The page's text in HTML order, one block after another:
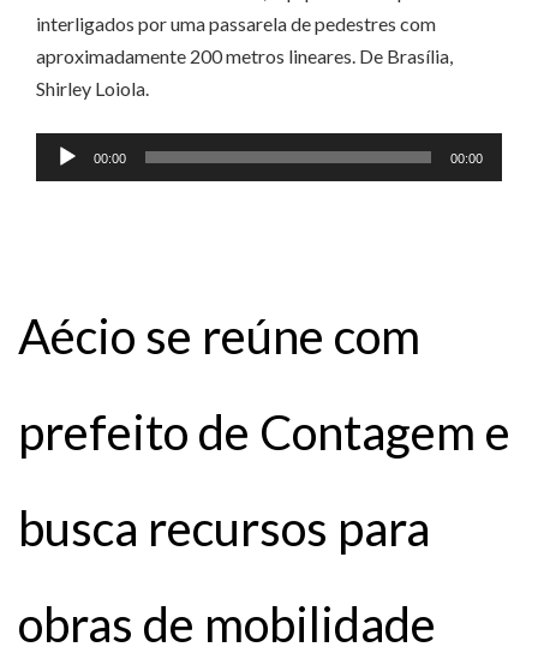
interligados por uma passarela de pedestres com
aproximadamente 200 metros lineares. De Brasília,
Shirley Loiola.
Tocador
de
00:00 00:00
Aécio se reúne com
prefeito de Contagem e
busca recursos para
obras de mobilidade